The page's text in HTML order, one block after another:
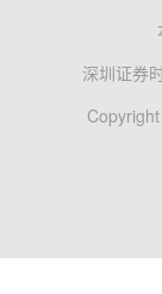
深圳证券